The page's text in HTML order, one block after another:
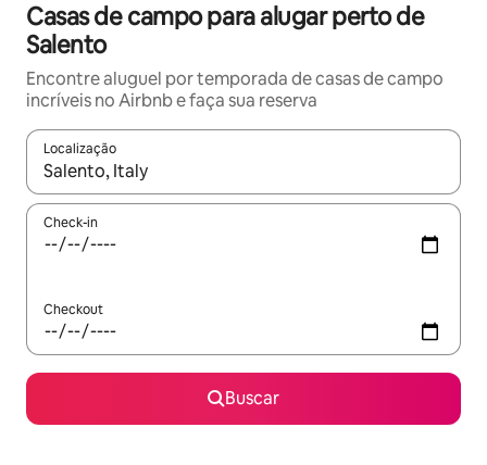
Casas de campo para alugar perto de
Salento
Encontre aluguel por temporada de casas de campo
incríveis no Airbnb e faça sua reserva
Localização
Quando os resultados estiverem disponíveis, explore-os
Check-in
Checkout
Buscar